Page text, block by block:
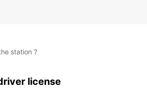
station ?
license